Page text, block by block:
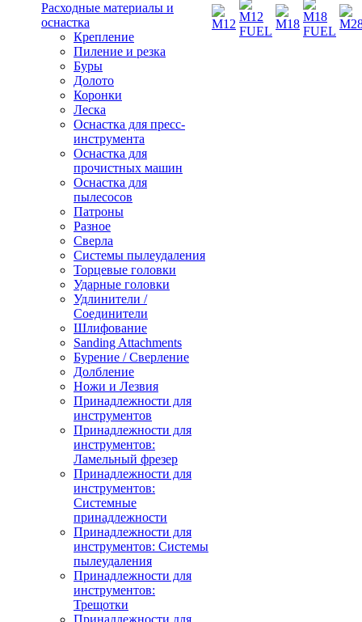
Расходные материалы и
оснастка
Крепление
Пиление и резка
Буры
Долото
Коронки
Леска
Оснастка для пресс-
инструмента
Оснастка для
прочистных машин
Оснастка для
пылесосов
Патроны
Разное
Сверла
Системы пылеудаления
Торцевые головки
Ударные головки
Удлинители /
Соединители
Шлифование
Sanding Attachments
Бурение / Сверление
Долбление
Ножи и Лезвия
Принадлежности для
инструментов
Принадлежности для
инструментов:
Ламельный фрезер
Принадлежности для
инструментов:
Системные
принадлежности
Принадлежности для
инструментов: Системы
пылеудаления
Принадлежности для
инструментов:
Трещотки
Принадлежности для